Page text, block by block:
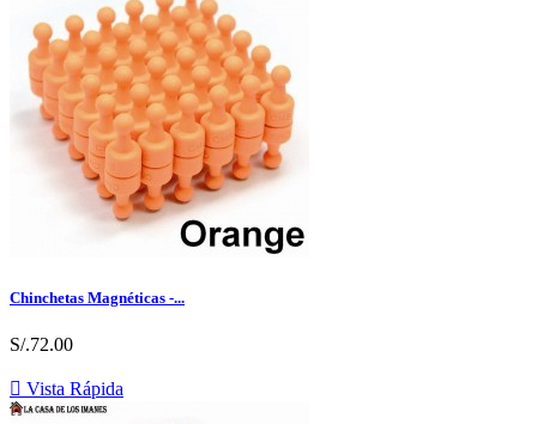
Chinchetas Magnéticas -...
S/.72.00
 Vista Rápida